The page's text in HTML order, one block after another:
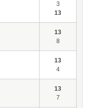
3
13
13
8
13
4
13
7